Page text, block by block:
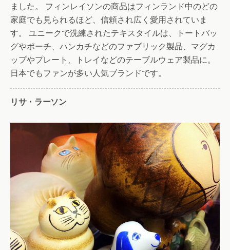
ました。 フィンレイソンの商品はフィンランド中のどの
家庭でも見られるほど、信頼され広く愛用されていま
す。 ユニークで洗練されたテキスタイルは、トートバッ
グやポーチ、ハンカチなどのファブリック製品、マグカ
ップやプレート、トレイなどのテーブルウェア製品に。
日本でもファンが多い人気ブランドです。
リサ・ラーソン